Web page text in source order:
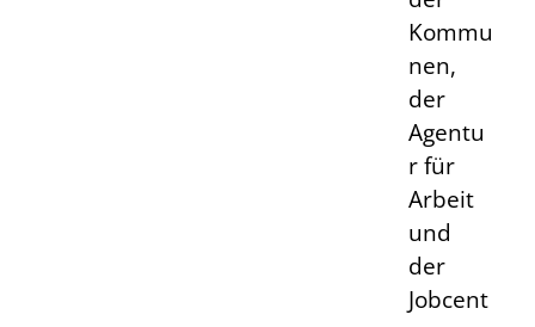
Kommu
nen,
der
Agentu
r für
Arbeit
und
der
Jobcent